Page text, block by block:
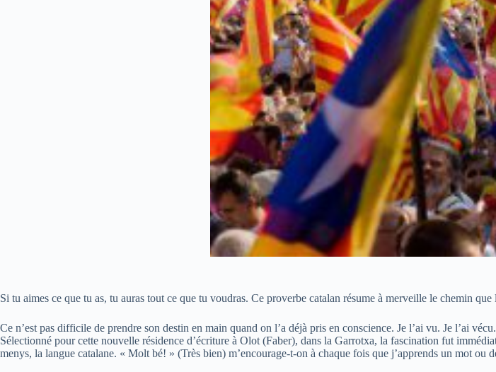
Si tu aimes ce que tu as, tu auras tout ce que tu voudras. Ce proverbe catalan résume à merveille le chemin
Ce n’est pas difficile de prendre son destin en main quand on l’a déjà pris en conscience. Je l’ai vu. Je l’ai
Sélectionné pour cette nouvelle résidence d’écriture à Olot (Faber), dans la Garrotxa, la fascination fut
menys, la langue catalane. « Molt bé! » (Très bien) m’encourage-t-on à chaque fois que j’apprends un mot ou